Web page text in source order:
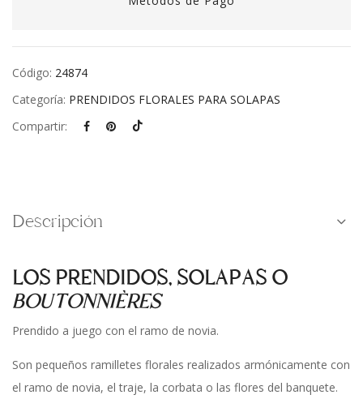
Código: 24874
Categoría: PRENDIDOS FLORALES PARA SOLAPAS
Compartir:
Descripción
LOS PRENDIDOS, SOLAPAS O
BOUTONNIÈRES
Prendido a juego con el ramo de novia.
Son pequeños ramilletes florales realizados armónicamente con
el ramo de novia, el traje, la corbata o las flores del banquete.